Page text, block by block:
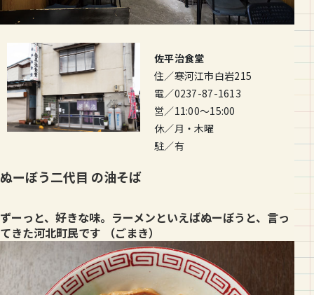
佐平治食堂
住／寒河江市白岩215
電／0237-87-1613
営／11:00～15:00
休／月・木曜
駐／有
ぬーぼう二代目 の油そば
ずーっと、好きな味。ラーメンといえばぬーぼうと、言っ
てきた河北町民です （ごまき）